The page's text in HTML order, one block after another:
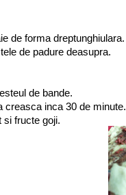
de forma dreptunghiulara.
de padure deasupra.
de bande.
creasca inca 30 de minute.
si fructe goji.